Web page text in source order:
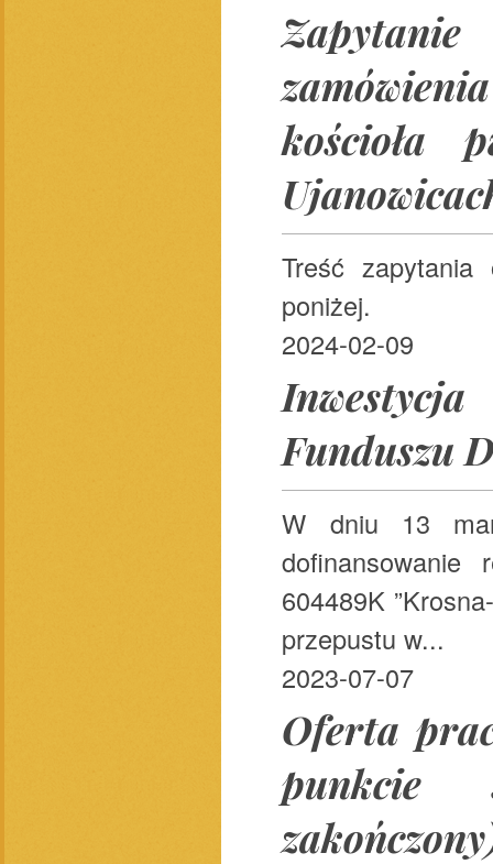
kościoła
Treść
poniżej.
2024-02-09
Funduszu
W dniu 13
604489K
przepustu w...
2023-07-07
Oferta
punkcie